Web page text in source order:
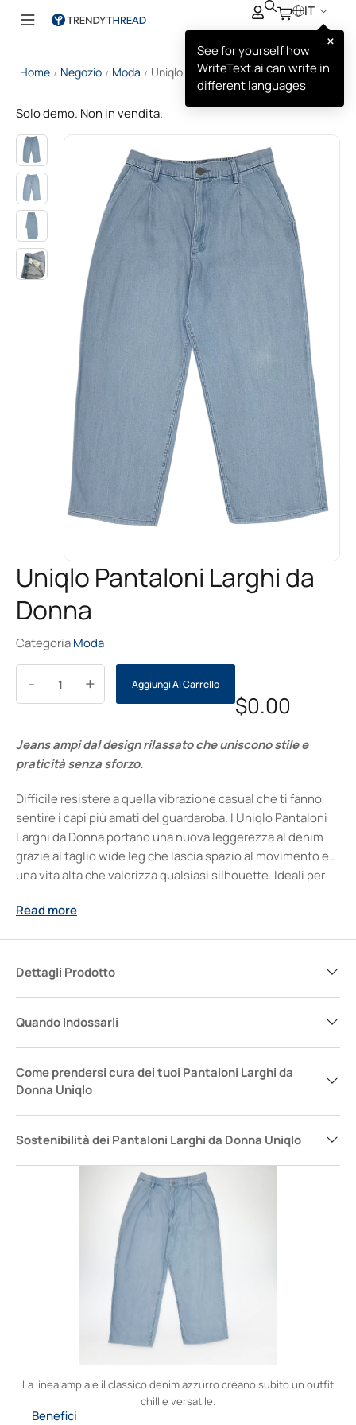
IT
×
See for yourself how
WriteText.ai can write in
different languages
Home / Negozio / Moda / Uniqlo Pantaloni Larghi da Donna
Solo demo. Non in vendita.
Uniqlo Pantaloni Larghi da
Donna
CategoriaModa
+
- Aggiungi Al Carrello
$0.00
Jeans ampi dal design rilassato che uniscono stile e
praticità senza sforzo.
Difficile resistere a quella vibrazione casual che ti fanno
sentire i capi più amati del guardaroba. I Uniqlo Pantaloni
Larghi da Donna portano una nuova leggerezza al denim
grazie al taglio wide leg che lascia spazio al movimento e
una vita alta che valorizza qualsiasi silhouette. Ideali per
contemporaneo, si abbinano facilmente a sneakers,
Read more
Dettagli Prodotto
Quando Indossarli
Come prendersi cura dei tuoi Pantaloni Larghi da
Donna Uniqlo
Sostenibilità dei Pantaloni Larghi da Donna Uniqlo
La linea ampia e il classico denim azzurro creano subito un outfit
chill e versatile.
Benefici